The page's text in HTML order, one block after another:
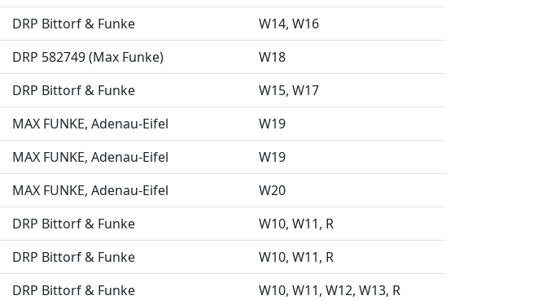
DRP Bittorf & Funke W14 W16
DRP 582749 (Max Funke)
W18
DRP Bittorf & Funke W15 W17
MAX FUNKE, Adenau-Eifel
W19
MAX FUNKE, Adenau-Eifel
W19
MAX FUNKE, Adenau-Eifel
W20
DRP Bittorf & Funke W10 W11 R
DRP Bittorf & Funke W10 W11 R
DRP Bittorf & Funke W10 W11 W12 W13 R